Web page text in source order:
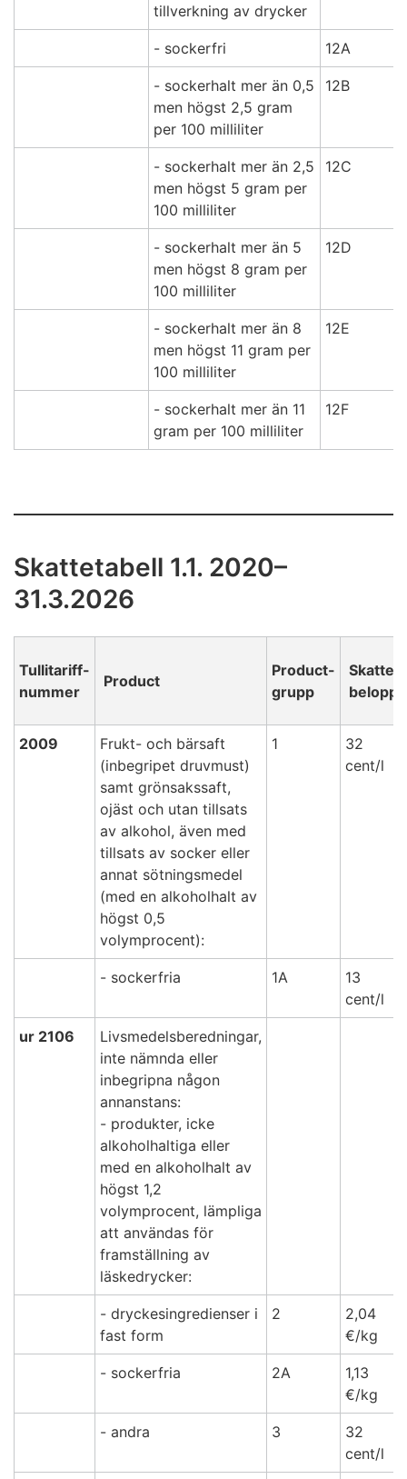
tillverkning av drycker
- sockerfri 12A
- sockerhalt mer än 0,5
men högst 2,5 gram
per 100 milliliter
12B
- sockerhalt mer än 2,5
men högst 5 gram per
100 milliliter
12C
- sockerhalt mer än 5
men högst 8 gram per
100 milliliter
12D
- sockerhalt mer än 8
men högst 11 gram per
100 milliliter
12E
- sockerhalt mer än 11
gram per 100 milliliter
12F
Skattetabell 1.1. 2020–
31.3.2026
Tullitariff-
nummer
Product
Product-
grupp
Skatte-
belopp
2009
Frukt- och bärsaft
(inbegripet druvmust)
samt grönsakssaft,
ojäst och utan tillsats
av alkohol, även med
tillsats av socker eller
annat sötningsmedel
(med en alkoholhalt av
högst 0,5
volymprocent):
1
32
cent/l
- sockerfria 1A
13
cent/l
ur 2106
Livsmedelsberedningar,
inte nämnda eller
inbegripna någon
annanstans:
- produkter, icke
alkoholhaltiga eller
med en alkoholhalt av
högst 1,2
volymprocent, lämpliga
att användas för
framställning av
läskedrycker:
- dryckesingredienser i
fast form
2
2,04
€/kg
- sockerfria 2A
1,13
€/kg
- andra 3
32
cent/l